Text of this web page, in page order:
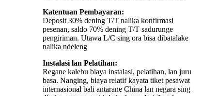
Katentuan Pembayaran:
Deposit 30% dening T/T nalika konfirmasi
pesenan, saldo 70% dening T/T sadurunge
pengiriman. Utawa L/C sing ora bisa dibatalake
nalika ndeleng
Instalasi lan Pelatihan:
Regane kalebu biaya instalasi, pelatihan, lan juru
basa. Nanging, biaya relatif kayata tiket pesawat
internasional bali antarane China lan negara sing